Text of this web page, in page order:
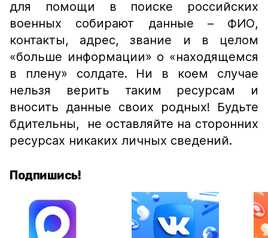
для помощи в поиске российских
военных собирают данные – ФИО,
контакты, адрес, звание и в целом
«больше информации» о «находящемся
в плену» солдате. Ни в коем случае
нельзя верить таким ресурсам и
вносить данные своих родных! Будьте
бдительны, не оставляйте на сторонних
ресурсах никаких личных сведений.
Подпишись!